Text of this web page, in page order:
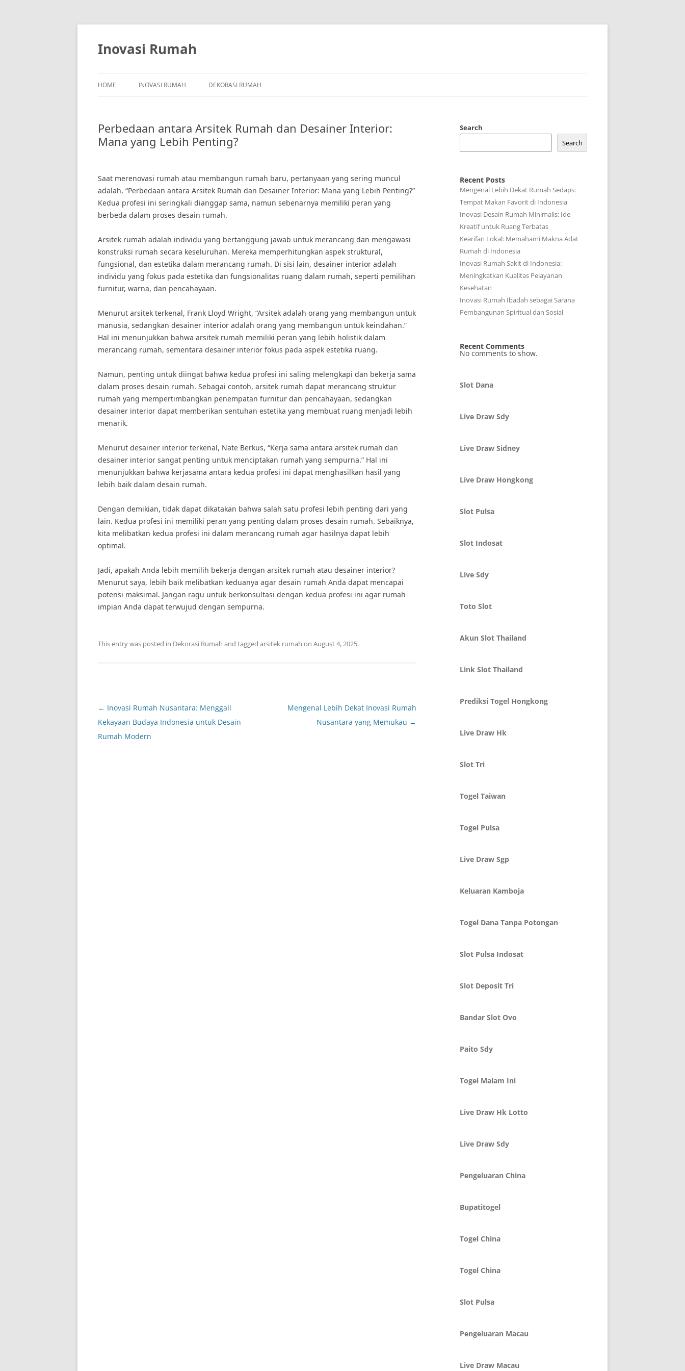
Skip
Inovasi Rumah
HOME INOVASI RUMAH DEKORASI RUMAH
Perbedaan antara Arsitek Rumah dan Desainer Interior:
Mana yang Lebih Penting?
Saat merenovasi rumah atau membangun rumah baru, pertanyaan yang sering muncul
adalah, “Perbedaan antara Arsitek Rumah dan Desainer Interior: Mana yang Lebih Penting?”
Kedua profesi ini seringkali dianggap sama, namun sebenarnya memiliki peran yang
berbeda dalam proses desain rumah.
Arsitek rumah adalah individu yang bertanggung jawab untuk merancang dan mengawasi
konstruksi rumah secara keseluruhan. Mereka memperhitungkan aspek struktural,
fungsional, dan estetika dalam merancang rumah. Di sisi lain, desainer interior adalah
individu yang fokus pada estetika dan fungsionalitas ruang dalam rumah, seperti pemilihan
furnitur, warna, dan pencahayaan.
Menurut arsitek terkenal, Frank Lloyd Wright, “Arsitek adalah orang yang membangun untuk
manusia, sedangkan desainer interior adalah orang yang membangun untuk keindahan.”
Hal ini menunjukkan bahwa arsitek rumah memiliki peran yang lebih holistik dalam
merancang rumah, sementara desainer interior fokus pada aspek estetika ruang.
Namun, penting untuk diingat bahwa kedua profesi ini saling melengkapi dan bekerja sama
dalam proses desain rumah. Sebagai contoh, arsitek rumah dapat merancang struktur
rumah yang mempertimbangkan penempatan furnitur dan pencahayaan, sedangkan
desainer interior dapat memberikan sentuhan estetika yang membuat ruang menjadi lebih
menarik.
Menurut desainer interior terkenal, Nate Berkus, “Kerja sama antara arsitek rumah dan
desainer interior sangat penting untuk menciptakan rumah yang sempurna.” Hal ini
menunjukkan bahwa kerjasama antara kedua profesi ini dapat menghasilkan hasil yang
lebih baik dalam desain rumah.
Dengan demikian, tidak dapat dikatakan bahwa salah satu profesi lebih penting dari yang
lain. Kedua profesi ini memiliki peran yang penting dalam proses desain rumah. Sebaiknya,
kita melibatkan kedua profesi ini dalam merancang rumah agar hasilnya dapat lebih
optimal.
Jadi, apakah Anda lebih memilih bekerja dengan arsitek rumah atau desainer interior?
Menurut saya, lebih baik melibatkan keduanya agar desain rumah Anda dapat mencapai
potensi maksimal. Jangan ragu untuk berkonsultasi dengan kedua profesi ini agar rumah
impian Anda dapat terwujud dengan sempurna.
This entry was posted in Dekorasi Rumah and tagged arsitek rumah on August 4, 2025.
Post
navigation
← Inovasi Rumah Nusantara: Menggali
Kekayaan Budaya Indonesia untuk Desain
Rumah Modern
Mengenal Lebih Dekat Inovasi Rumah
Nusantara yang Memukau →
Search
Search
Recent Posts
Mengenal Lebih Dekat Rumah Sedaps:
Tempat Makan Favorit di Indonesia
Inovasi Desain Rumah Minimalis: Ide
Kreatif untuk Ruang Terbatas
Kearifan Lokal: Memahami Makna Adat
Rumah di Indonesia
Inovasi Rumah Sakit di Indonesia:
Meningkatkan Kualitas Pelayanan
Kesehatan
Inovasi Rumah Ibadah sebagai Sarana
Pembangunan Spiritual dan Sosial
Recent Comments
No comments to show.
Slot Dana
Live Draw Sdy
Live Draw Sidney
Live Draw Hongkong
Slot Pulsa
Slot Indosat
Live Sdy
Toto Slot
Akun Slot Thailand
Link Slot Thailand
Prediksi Togel Hongkong
Live Draw Hk
Slot Tri
Togel Taiwan
Togel Pulsa
Live Draw Sgp
Keluaran Kamboja
Togel Dana Tanpa Potongan
Slot Pulsa Indosat
Slot Deposit Tri
Bandar Slot Ovo
Paito Sdy
Togel Malam Ini
Live Draw Hk Lotto
Live Draw Sdy
Pengeluaran China
Bupatitogel
Togel China
Togel China
Slot Pulsa
Pengeluaran Macau
Live Draw Macau